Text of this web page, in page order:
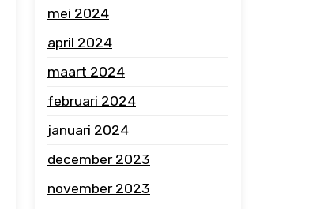
mei 2024
april 2024
maart 2024
februari 2024
januari 2024
december 2023
november 2023